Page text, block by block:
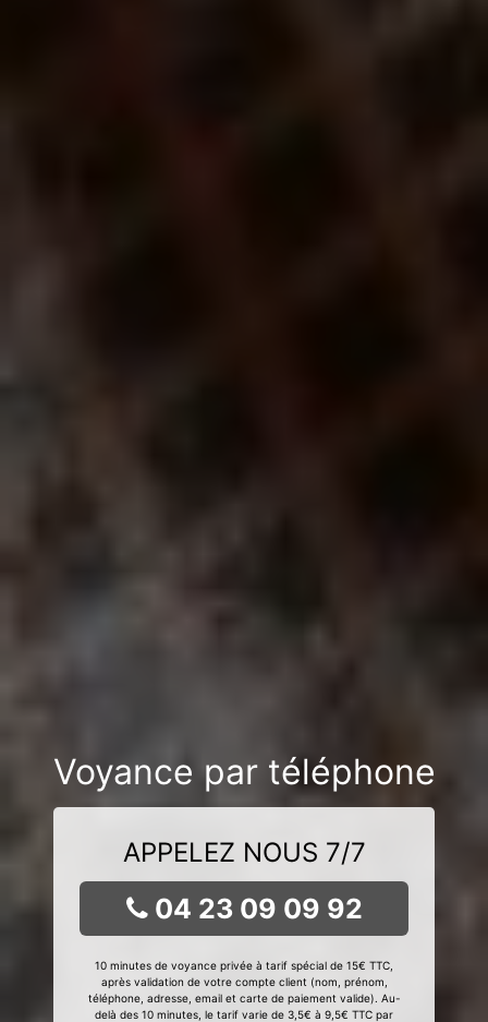
Voyance par téléphone
APPELEZ NOUS 7/7
04 23 09 09 92
10 minutes de voyance privée à tarif spécial de 15€ TTC,
après validation de votre compte client (nom, prénom,
téléphone, adresse, email et carte de paiement valide). Au-
delà des 10 minutes, le tarif varie de 3,5€ à 9,5€ TTC par